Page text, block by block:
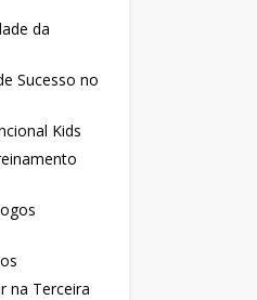
da
Sucesso no
Kids
na Terceira